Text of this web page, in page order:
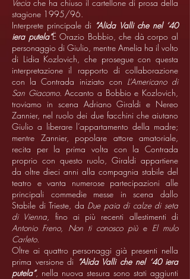
Vecia che ha chiuso il cartellone di prosa della
stagione 1995/96.
Interprete principale di “Alida Valli che nel ‘40
iera putela”Ë Orazio Bobbio, che dà corpo al
personaggio di Giulio, mentre Amelia ha il volto
di Lidia Kozlovich, che prosegue con questa
interpretazione il rapporto di collaborazione
con la Contrada iniziato con L’Americano di
San Giacomo.Accanto a Bobbio e Kozlovich,
troviamo in scena Adriano Giraldi e Nereo
Zannier, nel ruolo dei due facchini che aiutano
Giulio a liberare l’appartamento della madre;
mentre Zannier, popolare attore amatoriale,
recita per la prima volta con la Contrada
proprio con questo ruolo, Giraldi appartiene
da oltre dieci anni alla compagnia stabile del
teatro e vanta numerose partecipazioni alle
principali commedie messe in scena dallo
Stabile di Trieste, da Due paia di calze di seta
di Vienna, fino ai più recenti allestimenti di
Antonio Freno, Non ti conosco più e El mulo
Carleto.
Oltre ai quattro personaggi già presenti nella
prima versione di “Alida Valli che nel ‘40 iera
putela”, nella nuova stesura sono stati aggiunti